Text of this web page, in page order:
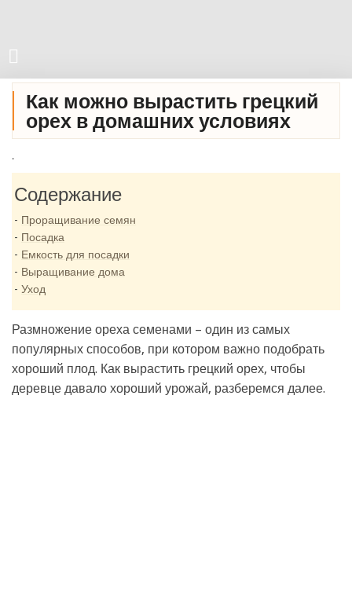
Как можно вырастить грецкий
орех в домашних условиях
.
Содержание
Проращивание семян
Посадка
Емкость для посадки
Выращивание дома
Уход
Размножение ореха семенами – один из самых
популярных способов, при котором важно подобрать
хороший плод. Как вырастить грецкий орех, чтобы
деревце давало хороший урожай, разберемся далее.